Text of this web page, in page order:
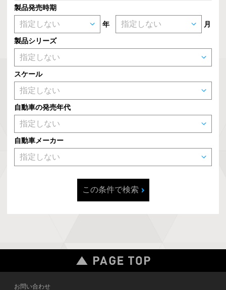
製品発売時期
年 月
製品シリーズ
スケール
自動車の発売年代
自動車メーカー
この条件で検索
お問い合わせ